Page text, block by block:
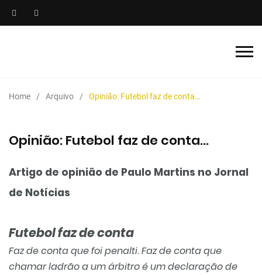
Home Arquivo Opinião: Futebol faz de conta…
Opinião: Futebol faz de conta…
Artigo de opinião de Paulo Martins no Jornal
de Notícias
Futebol faz de conta
Faz de conta que foi penalti. Faz de conta que
chamar ladrão a um árbitro é um declaração de